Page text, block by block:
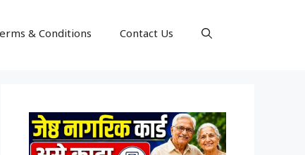
& Conditions Contact Us